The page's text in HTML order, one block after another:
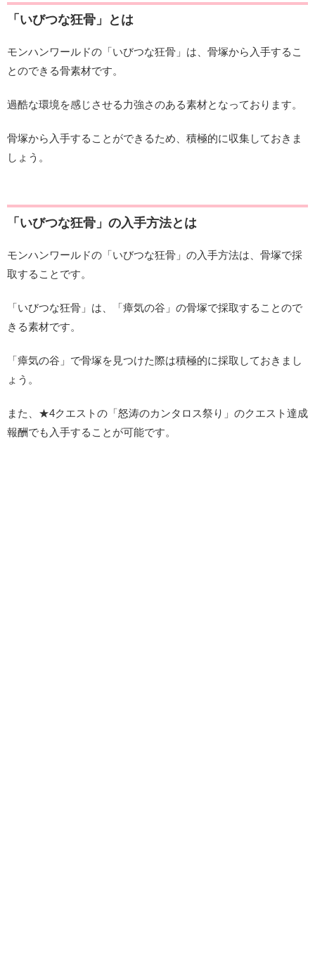
「いびつな狂骨」とは
モンハンワールドの「いびつな狂骨」は、骨塚から入手するこ
とのできる骨素材です。
過酷な環境を感じさせる力強さのある素材となっております。
骨塚から入手することができるため、積極的に収集しておきま
しょう。
「いびつな狂骨」の入手方法とは
モンハンワールドの「いびつな狂骨」の入手方法は、骨塚で採
取することです。
「いびつな狂骨」は、「瘴気の谷」の骨塚で採取することので
きる素材です。
「瘴気の谷」で骨塚を見つけた際は積極的に採取しておきまし
ょう。
また、★4クエストの「怒涛のカンタロス祭り」のクエスト達成
報酬でも入手することが可能です。